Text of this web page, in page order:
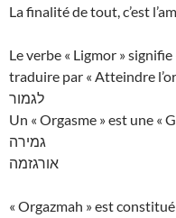
La finalité de tout, c’est
Le verbe « Ligmor »
traduire par « Atteindre
לגמור
Un « Orgasme » est une «
גמירה
אורגזמה
« Orgazmah » est